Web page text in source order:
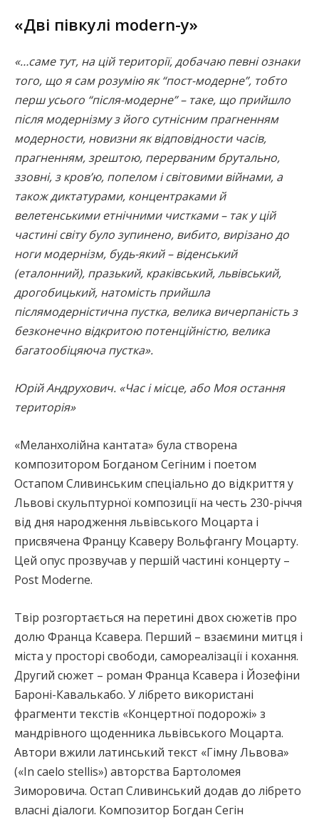
«Дві півкулі modern-у»
«…саме тут, на цій території, добачаю певні ознаки
того, що я сам розумію як “пост-модерне”, тобто
перш усього “пiсля-модерне” – таке, що прийшло
після модернізму з його сутнісним прагненням
модерности, новизни як відповідности часів,
прагненням, зрештою, перерваним брутально,
ззовні, з кров’ю, попелом і світовими війнами, а
також диктатурами, концентраками й
велетенськими етнічними чистками – так у цій
частині світу було зупинено, вибито, вирізано до
ноги модернізм, будь-який – віденський
(еталонний), празький, краківський, львівський,
дрогобицький, натомість прийшла
післямодерністична пустка, велика вичерпаність з
безконечно відкритою потенційністю, велика
багатообіцяюча пустка».
Юрій Андрухович. «Час і місце, або Моя остання
територія»
«Меланхолійна кантата» була створена
композитором Богданом Сегіним і поетом
Остапом Сливинським спеціально до відкриття у
Львові скульптурної композиції на честь 230-річчя
від дня народження львівського Моцарта і
присвячена Францу Ксаверу Вольфгангу Моцарту.
Цей опус прозвучав у першій частині концерту –
Post Moderne.
Твір розгортається на перетині двох сюжетів про
долю Франца Ксавера. Перший – взаємини митця і
міста у просторі свободи, самореалізації і кохання.
Другий сюжет – роман Франца Ксавера і Йозефіни
Бароні-Кавалькабо. У лібрето використані
фрагменти текстів «Концертної подорожі» з
мандрівного щоденника львівського Моцарта.
Автори вжили латинський текст «Гімну Львова»
(«In caelo stellis») авторства Бартоломея
Зиморовича. Остап Сливинський додав до лібрето
власні діалоги. Композитор Богдан Сегін